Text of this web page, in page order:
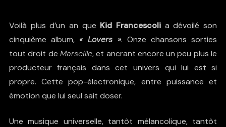
Voilà plus d’un an que Kid Francescoli a dévoilé son
cinquième album, « Lovers ». Onze chansons sorties
tout droit de Marseille, et ancrant encore un peu plus le
producteur français dans cet univers qui lui est si
propre. Cette pop-électronique, entre puissance et
émotion que lui seul sait doser.
Une musique universelle, tantôt mélancolique, tantôt